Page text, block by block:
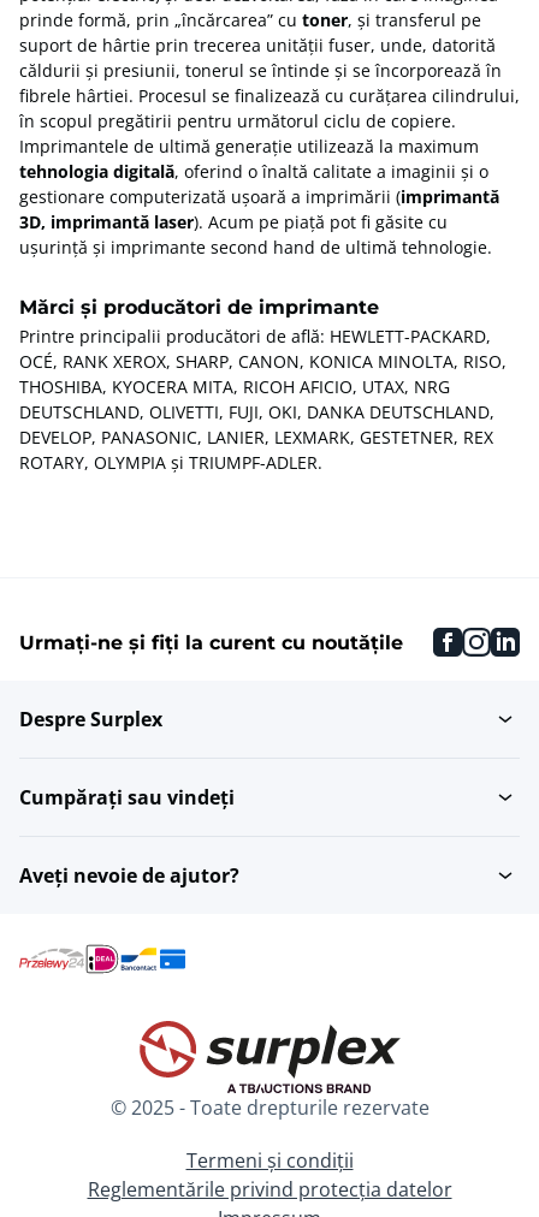
prinde formă, prin „încărcarea” cu toner, și transferul pe
suport de hârtie prin trecerea unității fuser, unde, datorită
căldurii și presiunii, tonerul se întinde și se încorporează în
fibrele hârtiei. Procesul se finalizează cu curățarea cilindrului,
în scopul pregătirii pentru următorul ciclu de copiere.
Imprimantele de ultimă generație utilizează la maximum
tehnologia digitală, oferind o înaltă calitate a imaginii și o
gestionare computerizată ușoară a imprimării (imprimantă
3D, imprimantă laser). Acum pe piață pot fi găsite cu
ușurință și imprimante second hand de ultimă tehnologie.
Mărci și producători de imprimante
Printre principalii producători de află: HEWLETT-PACKARD,
OCÉ, RANK XEROX, SHARP, CANON, KONICA MINOLTA, RISO,
THOSHIBA, KYOCERA MITA, RICOH AFICIO, UTAX, NRG
DEUTSCHLAND, OLIVETTI, FUJI, OKI, DANKA DEUTSCHLAND,
DEVELOP, PANASONIC, LANIER, LEXMARK, GESTETNER, REX
ROTARY, OLYMPIA și TRIUMPF-ADLER.
Urmați-ne și fiți la curent cu noutățile
Despre Surplex
Cumpărați sau vindeți
Aveți nevoie de ajutor?
© 2025 - Toate drepturile rezervate
Termeni și condiții
Reglementările privind protecția datelor